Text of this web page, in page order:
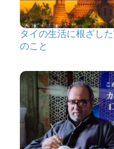
タイの生活に根ざし
のこと